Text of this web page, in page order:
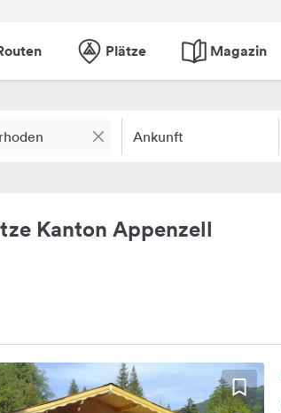
Plätze Magazin
Ankunft
Kanton Appenzell